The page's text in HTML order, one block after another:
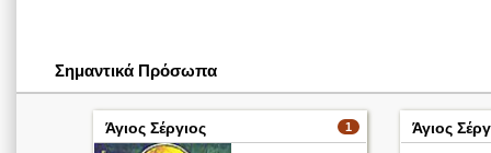
Σημαντικά Πρόσωπα
1
Άγιος Σέργιος Άγιος